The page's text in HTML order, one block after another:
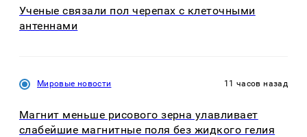
Ученые связали пол черепах с клеточными
антеннами
Мировые новости 11 часов назад
Магнит меньше рисового зерна улавливает
слабейшие магнитные поля без жидкого гелия